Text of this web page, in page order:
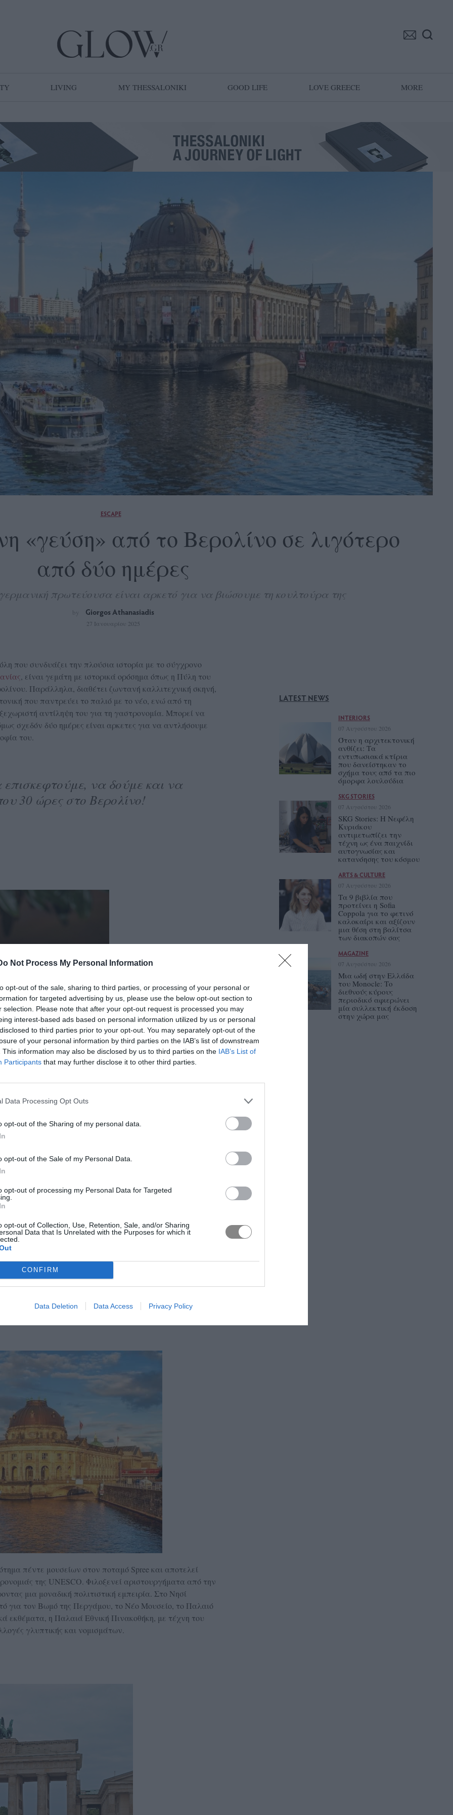
Not Process My Personal Information
opt-out of the sale, sharing to third parties, or processing of your personal or
for targeted advertising by us, please use the below opt-out section to
selection. Please note that after your opt-out request is processed you may
interest-based ads based on personal information utilized by us or personal
to third parties prior to your opt-out. You may separately opt-out of the
of your personal information by third parties on the IAB’s list of downstream
This information may also be disclosed by us to third parties on the IAB’s List of
Participants that may further disclose it to other third parties.
Data Processing Opt Outs
opt-out of the Sharing of my personal data.
opt-out of the Sale of my Personal Data.
opt-out of processing my Personal Data for Targeted
opt-out of Collection, Use, Retention, Sale, and/or Sharing
Data that Is Unrelated with the Purposes for which it
CONFIRM
Data Deletion Data Access Privacy Policy
LIVING MY THESSALONIKI GOOD LIFE LOVE GREECE MORE
ESCAPE
«γεύση» από το Βερολίνο σε λιγότερο
από δύο ημέρες
πρωτεύουσα είναι αρκετό για να βιώσουμε τη κουλτούρα της
by Giorgos Athanasiadis
27 Ιανουαρίου 2025
που συνδυάζει την πλούσια ιστορία με το σύγχρονο
, είναι γεμάτη με ιστορικά ορόσημα όπως η Πύλη του
Παράλληλα, διαθέτει ζωντανή καλλιτεχνική σκηνή,
που παντρεύει το παλιό με το νέο, ενώ από τη
αντίληψη του για τη γαστρονομία. Μπορεί να
σχεδόν δύο ημέρες είναι αρκετες για να αντλήσουμε
του.
να δούμε και να
30 ώρες στο Βερολίνο!
έχει κερδίσει την προσοχή τόσο των ντόπιων όσο και
συνοικία Mitte, σε μια ήσυχη αυλή που προσθέτει στη
χειροποίητα αρτοποιήματα φτιαγμένα με φυσικό
στη βιωσιμότητα και στις παραδοσιακές τεχνικές.
πέντε μουσείων στον ποταμό Spree και αποτελεί
της UNESCO. Φιλοξενεί αριστουργήματα από την
μια μοναδική πολιτιστική εμπειρία. Στο Νησί
για τον Βωμό της Περγάμου, το Νέο Μουσείο, το Παλαιό
εκθέματα, η Παλαιά Εθνική Πινακοθήκη, με τέχνη του
γλυπτικής και νομισμάτων.
LATEST NEWS
INTERIORS
07 Αυγούστου 2026
Όταν η αρχιτεκτονική
ανθίζει: Τα
εντυπωσιακά κτίρια
που δανείστηκαν το
σχήμα τους από τα πιο
όμορφα λουλούδια
SKG STORIES
07 Αυγούστου 2026
SKG Stories: Η Νεφέλη
Κυριάκου
αντιμετωπίζει την
τέχνη ως ένα παιχνίδι
αυτογνωσίας και
κατανόησης του κόσμου
ARTS & CULTURE
07 Αυγούστου 2026
Τα 9 βιβλία που
προτείνει η Sofia
Coppola για το φετινό
καλοκαίρι και αξίζουν
μια θέση στη βαλίτσα
των διακοπών σας
MAGAZINE
07 Αυγούστου 2026
Μια ωδή στην Ελλάδα
του Monocle: Το
διεθνούς κύρους
περιοδικό αφιερώνει
μία συλλεκτική έκδοση
στην χώρα μας